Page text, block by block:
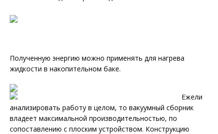
Полученную энергию можно применять для нагрева
жидкости в накопительном баке.
Ежели
анализировать работу в целом, то вакуумный сборник
владеет максимальной производительностью, по
сопоставлению с плоским устройством. Конструкцию